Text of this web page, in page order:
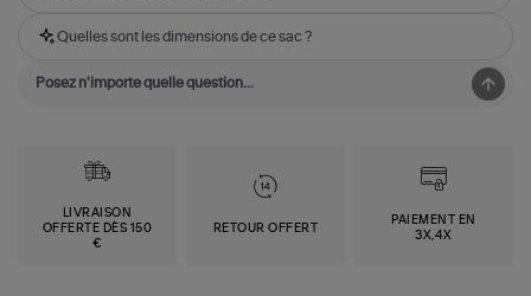
Quelles sont les dimensions de ce sac ?
LIVRAISON
OFFERTE DÈS 150
€
RETOUR OFFERT
PAIEMENT EN
3X,4X